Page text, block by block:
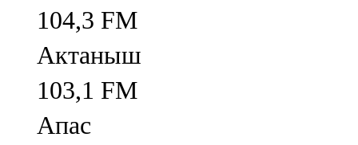
104,3 FM
Актаныш
103,1 FM
Апас